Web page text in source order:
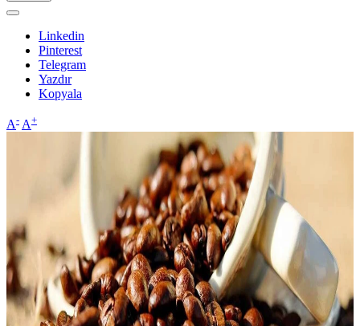
Linkedin
Pinterest
Telegram
Yazdır
Kopyala
A- A+